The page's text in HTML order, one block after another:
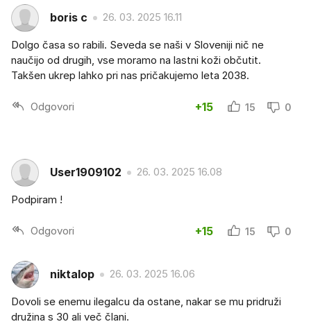
boris c 26. 03. 2025 16.11
Dolgo časa so rabili. Seveda se naši v Sloveniji nič ne
naučijo od drugih, vse moramo na lastni koži občutit.
Takšen ukrep lahko pri nas pričakujemo leta 2038.
Odgovori +15 15 0
User1909102 26. 03. 2025 16.08
Podpiram !
Odgovori +15 15 0
niktalop 26. 03. 2025 16.06
Dovoli se enemu ilegalcu da ostane, nakar se mu pridruži
družina s 30 ali več člani.